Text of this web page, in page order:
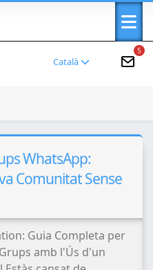
5
Català
WhatsApp:
Comunitat Sense
Guia Completa per
amb l'Ús d'un